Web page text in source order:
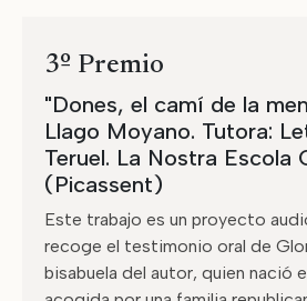
3º Premio
"Dones, el camí de la
Llago Moyano. Tutora:
Teruel. La Nostra Escola
(Picassent)
Este trabajo es un proyecto
recoge el testimonio oral de
bisabuela del autor, quien nació